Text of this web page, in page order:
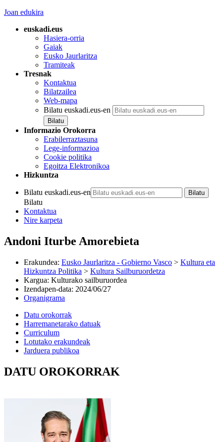
Joan edukira
euskadi.eus
Hasiera-orria
Gaiak
Eusko Jaurlaritza
Tramiteak
Tresnak
Kontaktua
Bilatzailea
Web-mapa
Bilatu euskadi.eus-en
Informazio Orokorra
Erabilerraztasuna
Lege-informazioa
Cookie politika
Egoitza Elektronikoa
Hizkuntza
Bilatu euskadi.eus-en
Bilatu
Kontaktua
Nire karpeta
Andoni Iturbe Amorebieta
Erakundea: Eusko Jaurlaritza - Gobierno Vasco > Kultura eta
Hizkuntza Politika > Kultura Sailburuordetza
Kargua: Kulturako sailburuordea
Izendapen-data: 2024/06/27
Organigrama
Datu orokorrak
Harremanetarako datuak
Curriculum
Lotutako erakundeak
Jarduera publikoa
DATU OROKORRAK